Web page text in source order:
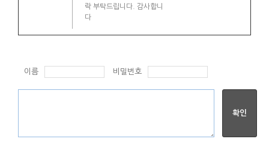
락 부탁드립니다. 감사합니
다
이름 비밀번호